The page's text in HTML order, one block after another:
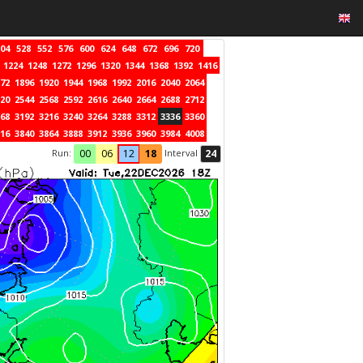
528 552 576 600 624 648 672 696 720
1224 1248 1272 1296 1320 1344 1368 1392 1416
1896 1920 1944 1968 1992 2016 2040 2064
2544 2568 2592 2616 2640 2664 2688 2712
3192 3216 3240 3264 3288 3312 3336 3360
3840 3864 3888 3912 3936 3960 3984 4008
Run:
00 06 12 18 Interval 24